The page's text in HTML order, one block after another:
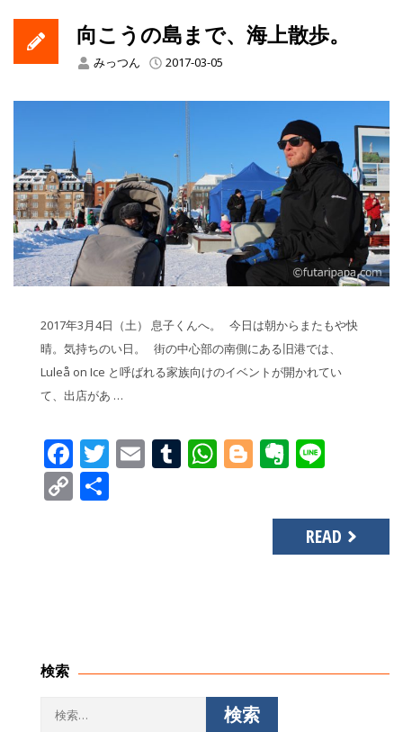
向こうの島まで、海上散歩。
みっつん 2017-03-05
2017年3月4日（土） 息子くんへ。 今日は朝からまたもや快
晴。気持ちのい日。 街の中心部の南側にある旧港では、
Luleå on Ice と呼ばれる家族向けのイベントが開かれてい
て、出店があ …
Facebook
Twitter
EmailTumblr
WhatsApp
Blogger
Copy
READ
検索